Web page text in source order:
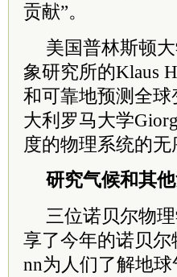
贡献”。
美国普林斯顿
象研究所的Klaus
和可靠地预测全
大利罗马大学
度的物理系统的
研究气候和其
三位诺贝尔物
享了今年的诺贝尔
nn为人们了解地